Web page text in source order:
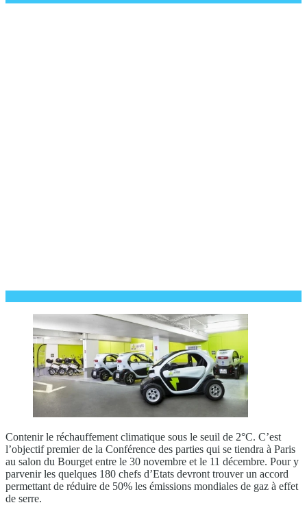
Contenir le réchauffement climatique sous le seuil de 2°C. C’est
l’objectif premier de la Conférence des parties qui se tiendra à Paris
au salon du Bourget entre le 30 novembre et le 11 décembre. Pour y
parvenir les quelques 180 chefs d’Etats devront trouver un accord
permettant de réduire de 50% les émissions mondiales de gaz à effet
de serre.